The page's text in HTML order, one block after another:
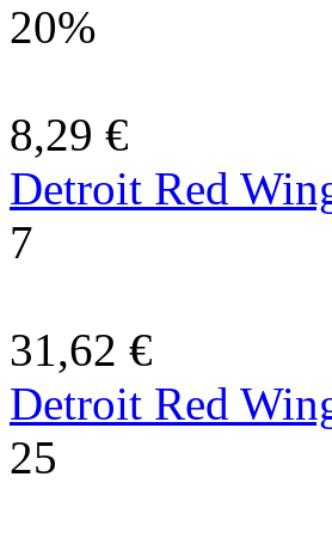
20%
8,29 €
Detroit Red
7
31,62 €
Detroit Red
25